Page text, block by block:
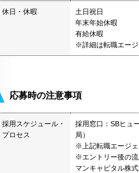
休日・休暇
土日祝日
年末年始休暇
有給休暇
※詳細は転職エージ
応募時の注意事項
採用スケジュール・
プロセス
採用窓口：SBヒュ
局）
※上記転職エージェ
※エントリー後の
マンキャピタル株